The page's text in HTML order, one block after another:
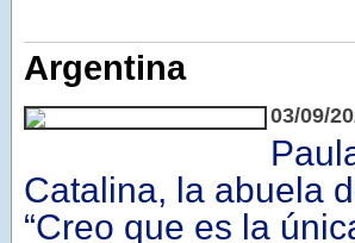
Argentina
03/09/
Catalina, la abuela
“Creo que es la